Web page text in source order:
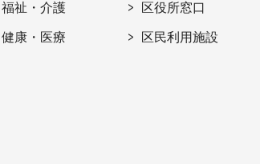
福祉・介護
健康・医療
区役所窓口
区民利用施設